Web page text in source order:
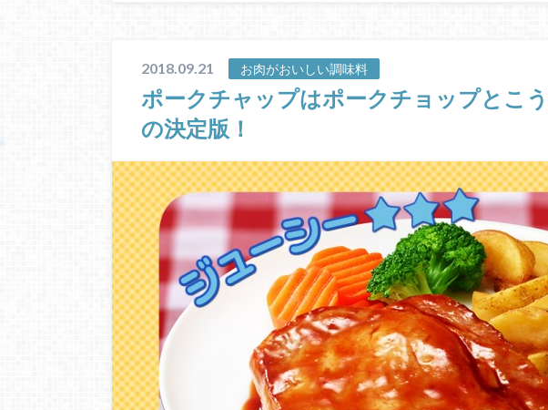
2018.09.21 お肉がおいしい調味料
ポークチャップはポークチョップとこ
の決定版！